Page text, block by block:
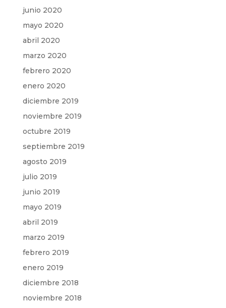
junio 2020
mayo 2020
abril 2020
marzo 2020
febrero 2020
enero 2020
diciembre 2019
noviembre 2019
octubre 2019
septiembre 2019
agosto 2019
julio 2019
junio 2019
mayo 2019
abril 2019
marzo 2019
febrero 2019
enero 2019
diciembre 2018
noviembre 2018